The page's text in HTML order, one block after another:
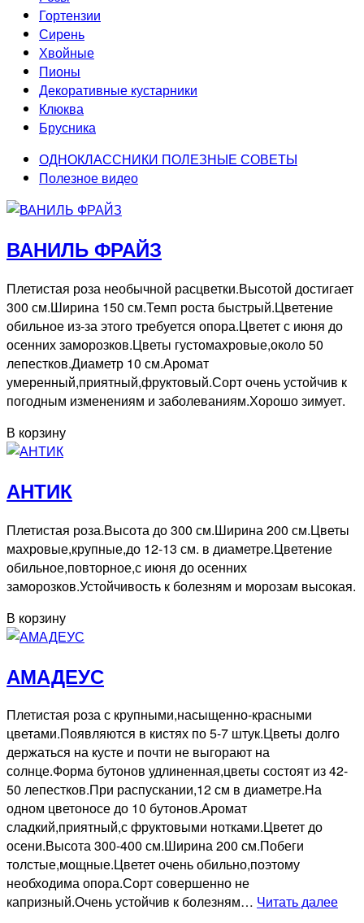
Гортензии
Сирень
Хвойные
Пионы
Декоративные кустарники
Клюква
Брусника
ОДНОКЛАССНИКИ ПОЛЕЗНЫЕ СОВЕТЫ
Полезное видео
ВАНИЛЬ ФРАЙЗ
Плетистая роза необычной расцветки.Высотой достигает
300 см.Ширина 150 см.Темп роста быстрый.Цветение
обильное из-за этого требуется опора.Цветет с июня до
осенних заморозков.Цветы густомахровые,около 50
лепестков.Диаметр 10 см.Аромат
умеренный,приятный,фруктовый.Сорт очень устойчив к
погодным изменениям и заболеваниям.Хорошо зимует.
В корзину
АНТИК
Плетистая роза.Высота до 300 см.Ширина 200 см.Цветы
махровые,крупные,до 12-13 см. в диаметре.Цветение
обильное,повторное,с июня до осенних
заморозков.Устойчивость к болезням и морозам высокая.
В корзину
АМАДЕУС
Плетистая роза с крупными,насыщенно-красными
цветами.Появляются в кистях по 5-7 штук.Цветы долго
держаться на кусте и почти не выгорают на
солнце.Форма бутонов удлиненная,цветы состоят из 42-
50 лепестков.При распускании,12 см в диаметре.На
одном цветоносе до 10 бутонов.Аромат
сладкий,приятный,с фруктовыми нотками.Цветет до
осени.Высота 300-400 см.Ширина 200 см.Побеги
толстые,мощные.Цветет очень обильно,поэтому
необходима опора.Сорт совершенно не
капризный.Очень устойчив к болезням… Читать далее